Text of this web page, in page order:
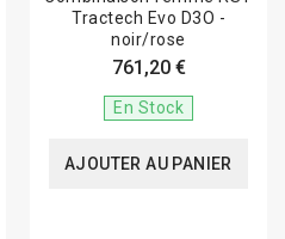
Tractech Evo D3O -
noir/rose
761,20 €
En Stock
AJOUTER AU PANIER